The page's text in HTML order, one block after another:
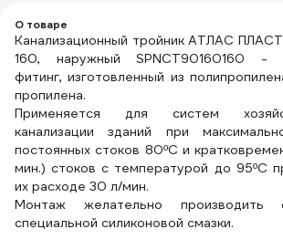
О товаре
Канализационный тройник АТЛАС
160, наружный SPNCT90160160 -
фитинг, изготовленный из
пропилена.
Применяется для систем
канализации зданий при
постоянных стоков 80ºС и
мин.) стоков с температурой до 95ºС
их расходе 30 л/мин.
Монтаж желательно производить
специальной силиконовой смазки.